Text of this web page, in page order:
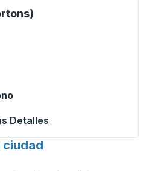
las teclas de flecha o la tecla
Detalles
ciudad